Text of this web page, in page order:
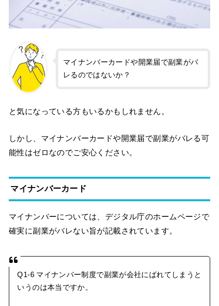
マイナンバーカードや開業届で副業がバ
レるのではないか？
と気になっている方もいるかもしれません。
しかし、マイナンバーカードや開業届で副業がバレる可
能性はゼロなのでご安心ください。
マイナンバーカード
マイナンバーについては、デジタル庁のホームページで
確実に副業がバレない旨が記載されています。
Q1-6 マイナンバー制度で副業が会社にばれてしまうと
いうのは本当ですか。